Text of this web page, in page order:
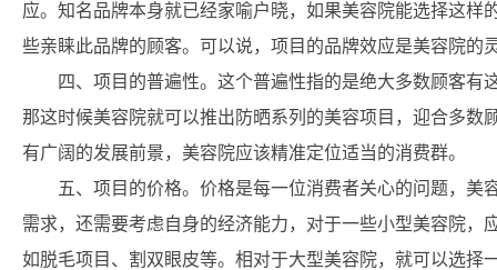
应。知名品牌本身就已经家喻户晓，如果美容院能选择这
些亲睐此品牌的顾客。可以说，项目的品牌效应是美容院的
四、项目的普遍性。这个普遍性指的是绝大多数顾客
那这时候美容院就可以推出防晒系列的美容项目，迎合多
有广阔的发展前景，美容院应该精准定位适当的消费群。
五、项目的价格。价格是每一位消费者关心的问题，
需求，还需要考虑自身的经济能力，对于一些小型美容院
如脱毛项目、割双眼皮等。相对于大型美容院，就可以选择